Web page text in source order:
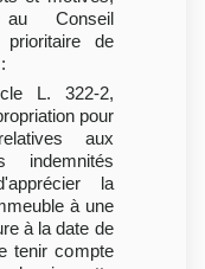
Conseil
prioritaire de
L. 322-2,
pour
aux
indemnités
la
à une
à la date de
tenir compte